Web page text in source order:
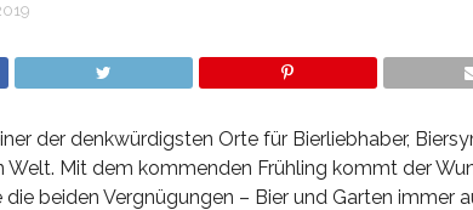
der denkwürdigsten Orte für Bierliebhaber,
Welt. Mit dem kommenden Frühling kommt der
die beiden Vergnügungen – Bier und Garten immer